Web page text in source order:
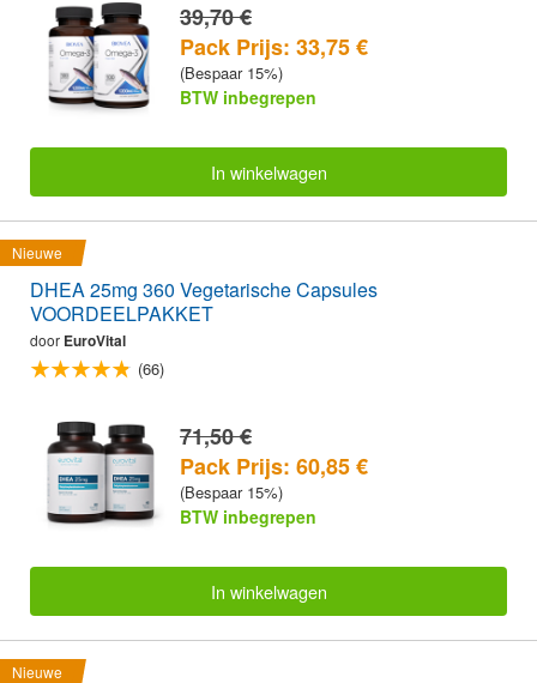
39,70 €
Pack Prijs: 33,75 €
(Bespaar 15%)
BTW inbegrepen
In winkelwagen
Nieuwe
DHEA 25mg 360 Vegetarische Capsules
VOORDEELPAKKET
door EuroVital
(66)
71,50 €
Pack Prijs: 60,85 €
(Bespaar 15%)
BTW inbegrepen
In winkelwagen
Nieuwe